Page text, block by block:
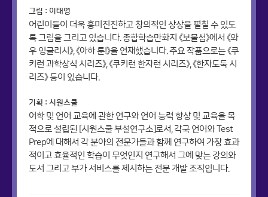
그림 : 이태영
어린이들이 더욱 흥미진진하고 창의적인 상상을 펼칠 수 있도
록 그림을 그리고 있습니다. 종합학습만화지 《보물섬》에서 《와
우 잉글리시》, 《아하 툰!》을 연재했습니다. 주요 작품으로는 《쿠
키런 과학상식 시리즈》, 《쿠키런 한자런 시리즈》, 《한자도둑 시
리즈》 등이 있습니다.
기획 : 시원스쿨
어학 및 언어 교육에 관한 연구와 언어 능력 향상 및 교육을 목
적으로 설립된 [시원스쿨 부설연구소]로서, 각국 언어와 Test
Prep에 대해서 각 분야의 전문가들과 함께 연구하여 가장 효과
적이고 효율적인 학습이 무엇인지 연구해서 그에 맞는 강의와
도서 그리고 부가 서비스를 제시하는 전문 개발 조직입니다.